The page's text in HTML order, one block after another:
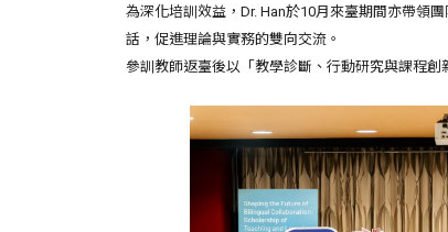
為深化培訓效益，Dr. Han於10月來臺期間亦帶領
話，促進理論與實務的雙向交流。
參訓教師返臺後以「教學診斷、行動研究與課程創